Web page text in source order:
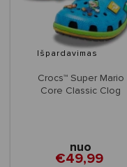
Išpardavimas
Crocs™ Super Mario
Core Classic Clog
nuo
€49,99